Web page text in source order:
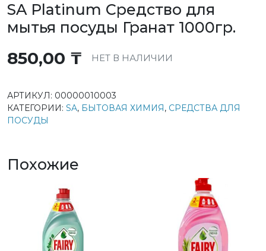
SA Platinum Средство для
мытья посуды Гранат 1000гр.
850,00 ₸ НЕТ В НАЛИЧИИ
АРТИКУЛ: 00000010003
КАТЕГОРИИ: SA, БЫТОВАЯ ХИМИЯ, СРЕДСТВА ДЛЯ
ПОСУДЫ
Похожие